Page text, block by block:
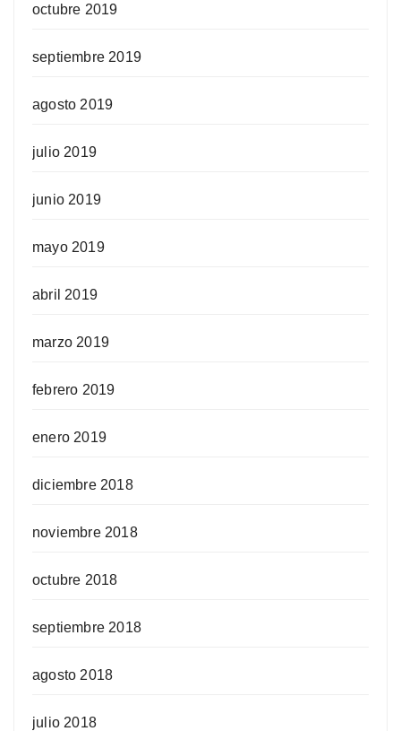
octubre 2019
septiembre 2019
agosto 2019
julio 2019
junio 2019
mayo 2019
abril 2019
marzo 2019
febrero 2019
enero 2019
diciembre 2018
noviembre 2018
octubre 2018
septiembre 2018
agosto 2018
julio 2018